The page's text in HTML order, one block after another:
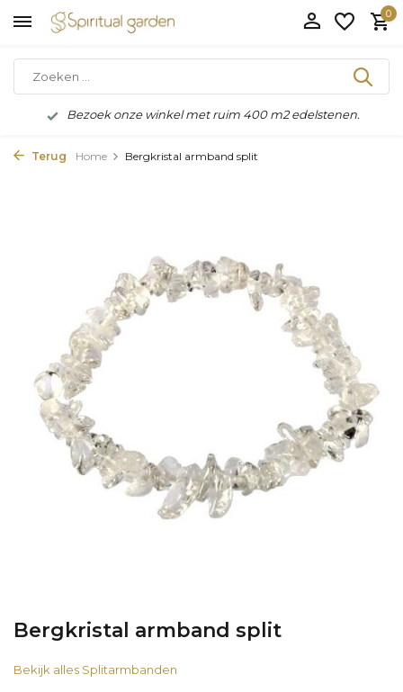
0
Bezoek onze winkel met ruim 400 m2 edelstenen.
Terug Home Bergkristal armband split
Bergkristal armband split
Bekijk alles Splitarmbanden